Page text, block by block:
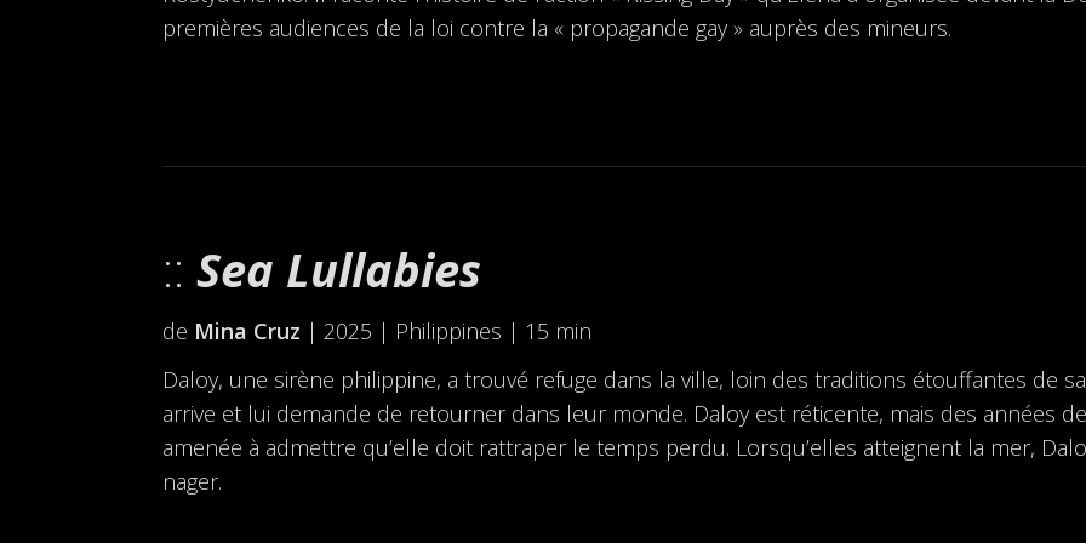
premières audiences de la loi contre la « propagande gay » auprès des mineurs.
Sea Lullabies
de Mina Cruz | 2025 | Philippines | 15 min
Daloy, une sirène philippine, a trouvé refuge dans la ville, loin des traditions étouffantes de
arrive et lui demande de retourner dans leur monde. Daloy est réticente, mais des années
amenée à admettre qu’elle doit rattraper le temps perdu. Lorsqu’elles atteignent la mer,
nager.